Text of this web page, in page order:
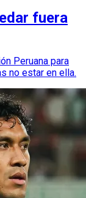
fuera
Peruana para
no estar en ella.